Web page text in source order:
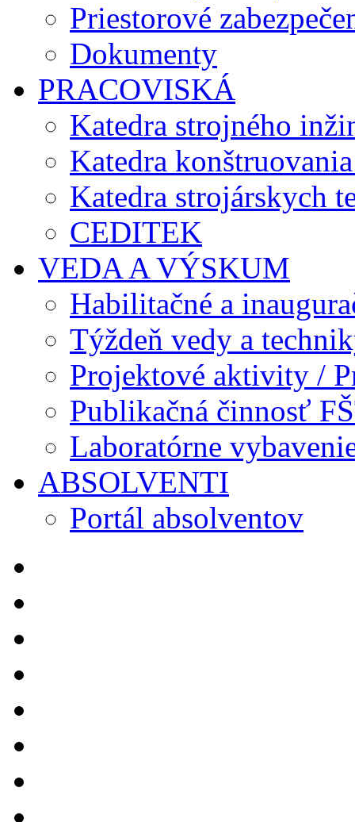
Priestorové
Dokumenty
PRACOVISKÁ
Katedra strojného
Katedra
Katedra strojárskych
CEDITEK
VEDA A VÝSKUM
Habilitačné a
Týždeň vedy a
Projektové aktivity /
Publikačná činnosť
Laboratórne
ABSOLVENTI
Portál absolventov